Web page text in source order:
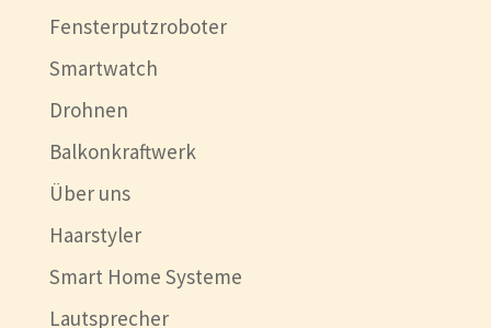
Fensterputzroboter
Smartwatch
Drohnen
Balkonkraftwerk
Über uns
Haarstyler
Smart Home Systeme
Lautsprecher